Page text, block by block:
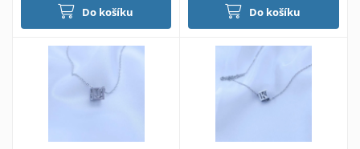
Do košíku Do košíku